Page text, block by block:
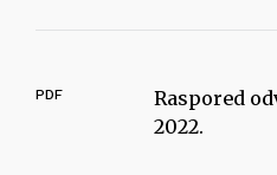
PDF
Raspored
2022.